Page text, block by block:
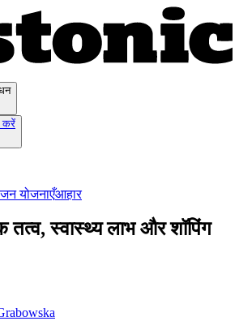
करें
योजनाएँआहार
तत्व, स्वास्थ्य लाभ और शॉपिंग